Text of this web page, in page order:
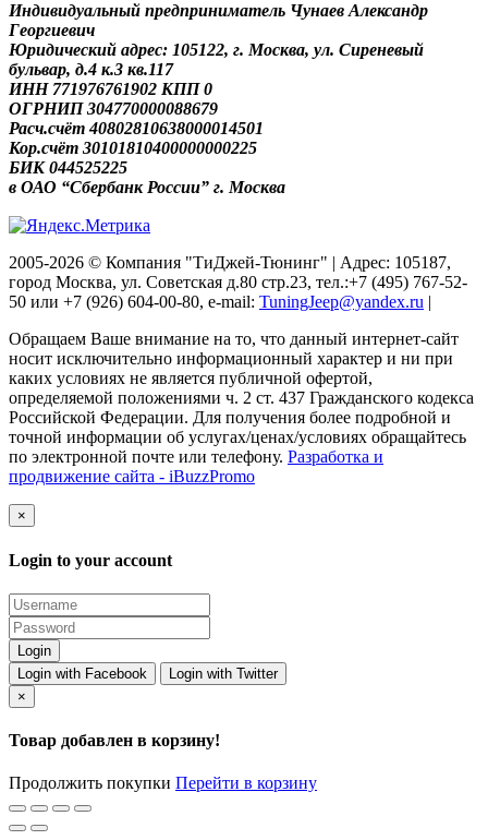
Индивидуальный предприниматель Чунаев Александр
Георгиевич
Юридический адрес: 105122, г. Москва, ул. Сиреневый
бульвар, д.4 к.3 кв.117
ИНН 771976761902 КПП 0
ОГРНИП 304770000088679
Расч.счёт 40802810638000014501
Кор.счёт 30101810400000000225
БИК 044525225
в ОАО “Сбербанк России” г. Москва
2005-2026 © Компания "ТиДжей-Тюнинг" | Адрес: 105187,
город Москва, ул. Советская д.80 стр.23, тел.:+7 (495) 767-52-
50 или +7 (926) 604-00-80, e-mail: TuningJeep@yandex.ru |
Обращаем Ваше внимание на то, что данный интернет-сайт
носит исключительно информационный характер и ни при
каких условиях не является публичной офертой,
определяемой положениями ч. 2 ст. 437 Гражданского кодекса
Российской Федерации. Для получения более подробной и
точной информации об услугах/ценах/условиях обращайтесь
по электронной почте или телефону. Разработка и
продвижение сайта - iBuzzPromo
×
Login to your account
Login with Facebook
Login with Twitter
×
Товар добавлен в корзину!
Продолжить покупки Перейти в корзину